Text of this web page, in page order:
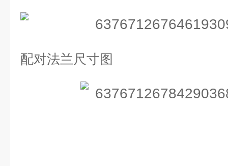
配对法兰尺寸图